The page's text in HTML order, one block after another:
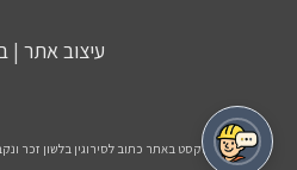
עיצוב אתר |
הטקסט באתר כתוב לסירוגין בלשון זכר